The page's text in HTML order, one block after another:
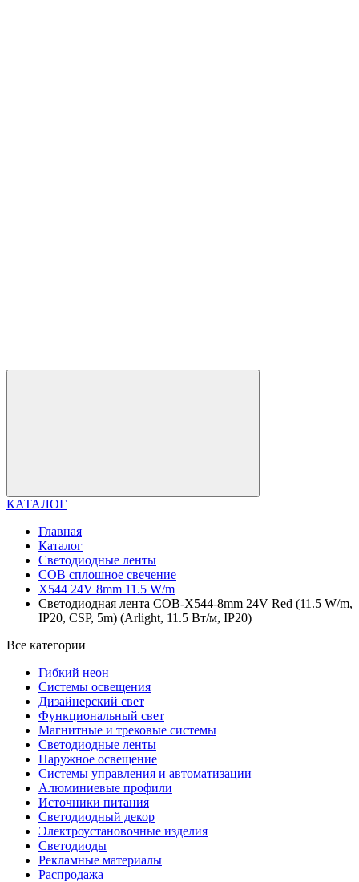
КАТАЛОГ
Главная
Каталог
Светодиодные ленты
COB сплошное свечение
X544 24V 8mm 11.5 W/m
Светодиодная лента COB-X544-8mm 24V Red (11.5 W/m,
IP20, CSP, 5m) (Arlight, 11.5 Вт/м, IP20)
Все категории
Гибкий неон
Системы освещения
Дизайнерский свет
Функциональный свет
Магнитные и трековые системы
Светодиодные ленты
Наружное освещение
Системы управления и автоматизации
Алюминиевые профили
Источники питания
Светодиодный декор
Электроустановочные изделия
Светодиоды
Рекламные материалы
Распродажа